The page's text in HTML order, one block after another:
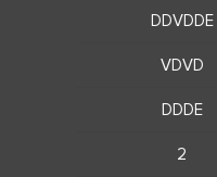
DDVDDE
VDVD
DDDE
2